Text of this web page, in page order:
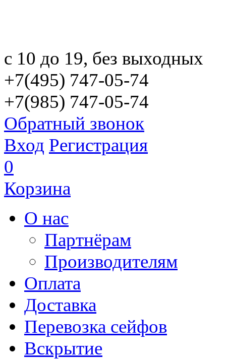
с 10 до 19, без выходных
+7(495) 747-05-74
+7(985) 747-05-74
Обратный звонок
Вход Регистрация
0
Корзина
О нас
Партнёрам
Производителям
Оплата
Доставка
Перевозка сейфов
Вскрытие